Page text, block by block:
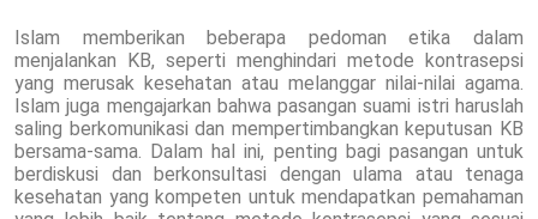
Islam memberikan beberapa pedoman etika dalam
menjalankan KB, seperti menghindari metode kontrasepsi
yang merusak kesehatan atau melanggar nilai-nilai agama.
Islam juga mengajarkan bahwa pasangan suami istri haruslah
saling berkomunikasi dan mempertimbangkan keputusan KB
bersama-sama. Dalam hal ini, penting bagi pasangan untuk
berdiskusi dan berkonsultasi dengan ulama atau tenaga
kesehatan yang kompeten untuk mendapatkan pemahaman